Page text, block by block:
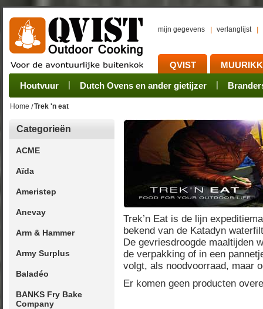
mijn gegevens verlanglijst
QVIST
Houtvuur Dutch Ovens en ander gietijzer
Grillplaat & ijzers Pannen Rookovens
Oogsten Verwerken Bewaren Onderhoud
Sets Stoves Camping sets Pots, Pans, Kettles
Home Trek 'n eat
Categorieën
ACME
Aïda
Ameristep
Anevay
Arm & Hammer
Army Surplus
Baladéo
BANKS Fry Bake
Company
Trek’n Eat is de lijn
bekend van de Katadyn
De gevriesdroogde maaltijden
de verpakking of in een
volgt, als noodvoorraad, maar
Er komen geen producten